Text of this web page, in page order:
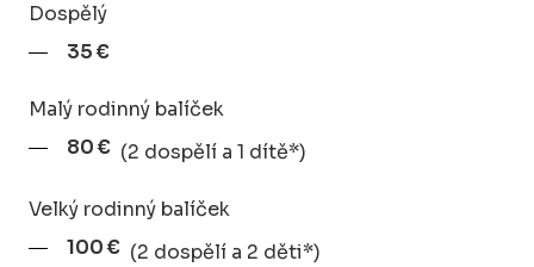
Dospělý
35 €
Malý rodinný balíček
80 € (2 dospělí a 1 dítě*)
Velký rodinný balíček
100 € (2 dospělí a 2 děti*)